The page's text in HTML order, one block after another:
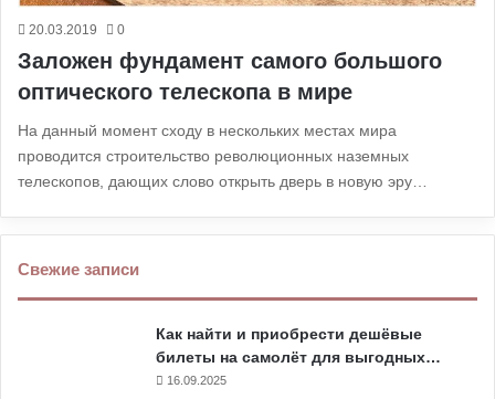
20.03.2019 0
Заложен фундамент самого большого
оптического телескопа в мире
На данный момент сходу в нескольких местах мира
проводится строительство революционных наземных
телескопов, дающих слово открыть дверь в новую эру…
Свежие записи
Как найти и приобрести дешёвые
билеты на самолёт для выгодных…
16.09.2025